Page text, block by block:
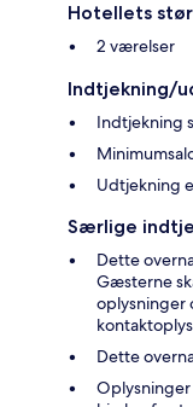
Hotellets
2 værelser
Indtjekning/
Indtjekning
Udtjekning
Særlige
Dette
Gæsterne
oplysninger
Dette